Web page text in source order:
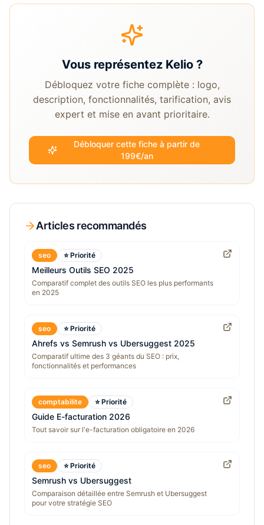
Vous représentez Kelio?
Débloquez votre fiche complète : logo,
description, fonctionnalités, tarification, avis
expert et mise en avant prioritaire.
Débloquer cette fiche à partir de
199€/an
Articles recommandés
seo ⭐ Priorité
Meilleurs Outils SEO 2025
Comparatif complet des outils SEO les plus performants
en 2025
seo ⭐ Priorité
Ahrefs vs Semrush vs Ubersuggest 2025
Comparatif ultime des 3 géants du SEO : prix,
fonctionnalités et performances
comptabilite ⭐ Priorité
Guide E-facturation 2026
Tout savoir sur l'e-facturation obligatoire en 2026
seo ⭐ Priorité
Semrush vs Ubersuggest
Comparaison détaillée entre Semrush et Ubersuggest
pour votre stratégie SEO